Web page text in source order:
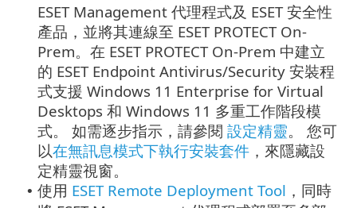
ESET Management 代理程式及 ESET 安全性
產品，並將其連線至 ESET PROTECT On-
Prem。在 ESET PROTECT On-Prem 中建立
的 ESET Endpoint Antivirus/Security 安裝程
式支援 Windows 11 Enterprise for Virtual
Desktops 和 Windows 11 多重工作階段模
式。
如需逐步指示，請參閱 設定精靈。 您可
以在無訊息模式下執行安裝套件 ，來隱藏設
定精靈視窗。
• 使用 ESET Remote Deployment Tool ，同時